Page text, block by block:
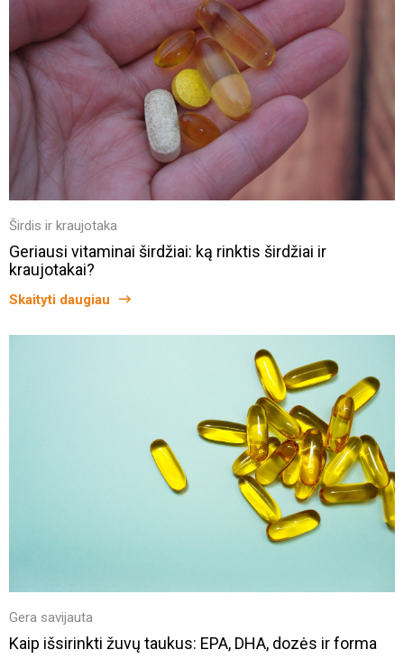
Širdis ir kraujotaka
Geriausi vitaminai širdžiai: ką rinktis širdžiai ir
kraujotakai?
Skaityti daugiau
Gera savijauta
Kaip išsirinkti žuvų taukus: EPA, DHA, dozės ir forma